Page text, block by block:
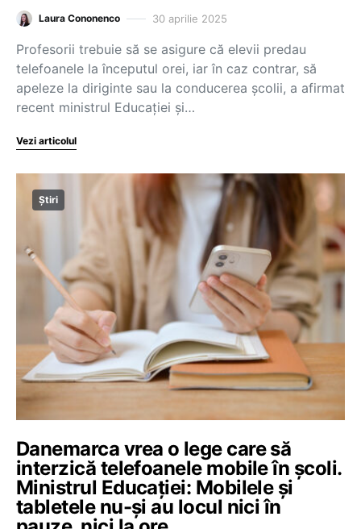
Laura Cononenco 30 aprilie 2025
Profesorii trebuie să se asigure că elevii predau
telefoanele la începutul orei, iar în caz contrar, să
apeleze la diriginte sau la conducerea școlii, a afirmat
recent ministrul Educației și…
Vezi articolul
Știri
Danemarca vrea o lege care să
interzică telefoanele mobile în școli.
Ministrul Educației: Mobilele și
tabletele nu-și au locul nici în